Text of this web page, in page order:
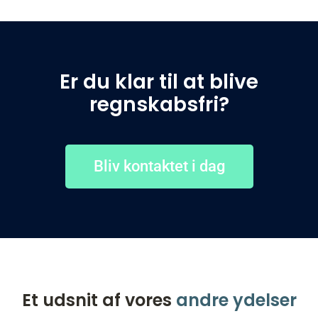
Er du klar til at blive
regnskabsfri?
Bliv kontaktet i dag
Et udsnit af vores andre ydelser